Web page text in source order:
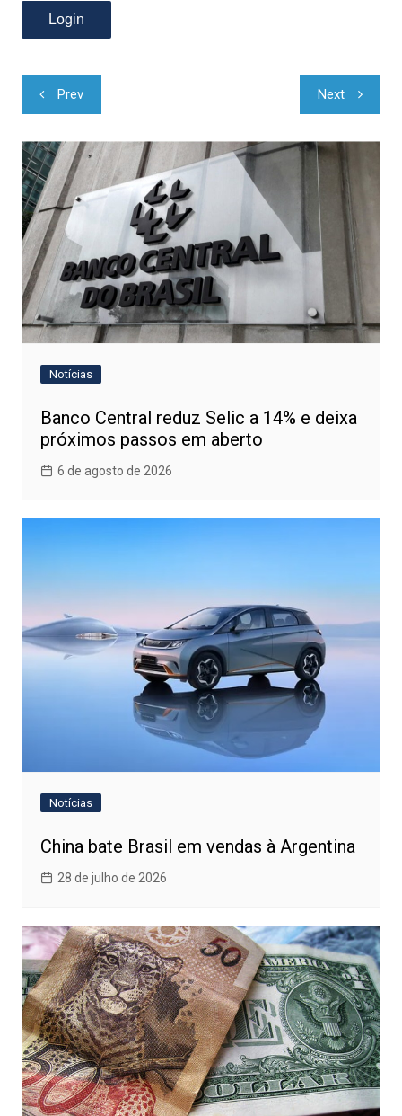
Navegação
de
Post
Prev Next
Notícias
Banco Central reduz Selic a 14% e deixa
próximos passos em aberto
6 de agosto de 2026
Notícias
China bate Brasil em vendas à Argentina
28 de julho de 2026